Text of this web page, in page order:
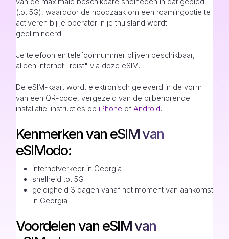
(tot 5G), waardoor de noodzaak om een roamingoptie te
activeren bij je operator in je thuisland wordt
geëlimineerd.
Je telefoon en telefoonnummer blijven beschikbaar,
alleen internet "reist" via deze eSIM.
De eSIM-kaart wordt elektronisch geleverd in de vorm
van een QR-code, vergezeld van de bijbehorende
installatie-instructies op iPhone of Android.
Kenmerken van eSIM van
eSIModo:
internetverkeer in Georgia
snelheid tot 5G
geldigheid 3 dagen vanaf het moment van aankomst
in Georgia
Voordelen van eSIM van